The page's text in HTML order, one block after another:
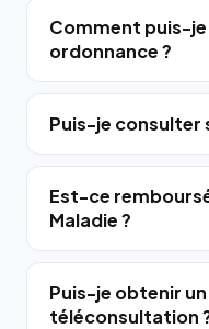
Comment puis-
ordonnance ?
Puis-je consulter
Est-ce
Maladie ?
Puis-je obtenir
téléconsultation